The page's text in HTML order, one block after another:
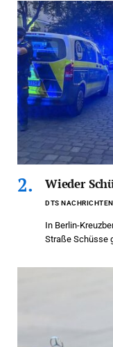
Wieder
DTS
In Berlin-
Straße Schüsse